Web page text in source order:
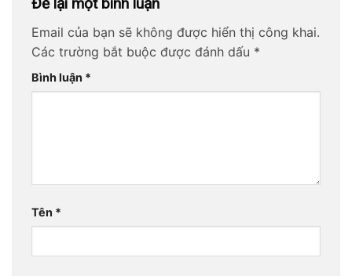
Email của bạn sẽ không được hiển thị công khai.
Các trường bắt buộc được đánh dấu *
Bình luận *
Tên *